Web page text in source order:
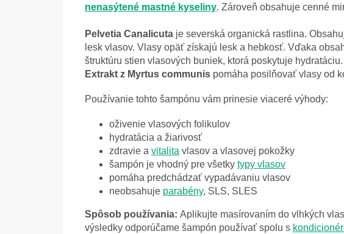
nenasýtené mastné kyseliny. Zároveň obsahuje cenné
Pelvetia Canalicuta je severská organická rastlina.
lesk vlasov. Vlasy opäť získajú lesk a hebkosť. Vďaka
štruktúru stien vlasových buniek, ktorá poskytuje
Extrakt z Myrtus communis pomáha posilňovať vlasy od
Používanie tohto šampónu vám prinesie viaceré výhody:
oživenie vlasových folikulov
hydratácia a žiarivosť
zdravie a vitalita vlasov a vlasovej pokožky
šampón je vhodný pre všetky typy vlasov
pomáha predchádzať vypadávaniu vlasov
neobsahuje parabény, SLS, SLES
Spôsob používania: Aplikujte masírovaním do vlhkých
výsledky odporúčame šampón používať spolu s